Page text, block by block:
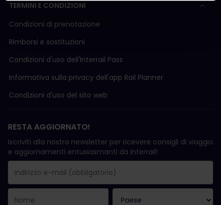
TERMINI E CONDIZIONI
Condizioni di prenotazione
Rimborsi e sostituzioni
Condizioni d'uso delI'Interrail Pass
Informativa sulla privacy dell'app Rail Planner
Condizioni d'uso del sito web
RESTA AGGIORNATO!
Iscriviti alla nostra newsletter per ricevere consigli di viaggio
e aggiornamenti entusiasmanti da Interrail!